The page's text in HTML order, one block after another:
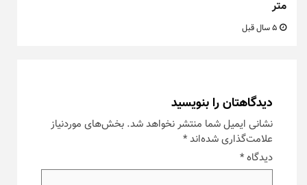
متر
دیدگاهتان را بنویسید
نشانی ایمیل شما منتشر نخواهد شد. بخش‌های موردنیاز
علامت‌گذاری شده‌اند*
دیدگاه*